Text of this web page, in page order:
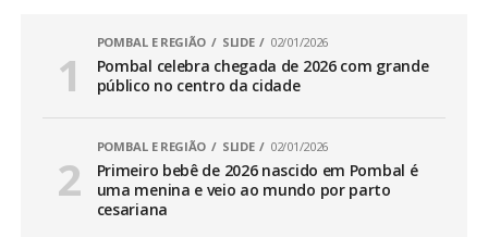
POMBAL E REGIÃO SLIDE 02/01/2026
Pombal celebra chegada de 2026 com grande
público no centro da cidade
POMBAL E REGIÃO SLIDE 02/01/2026
Primeiro bebê de 2026 nascido em Pombal é
uma menina e veio ao mundo por parto
cesariana